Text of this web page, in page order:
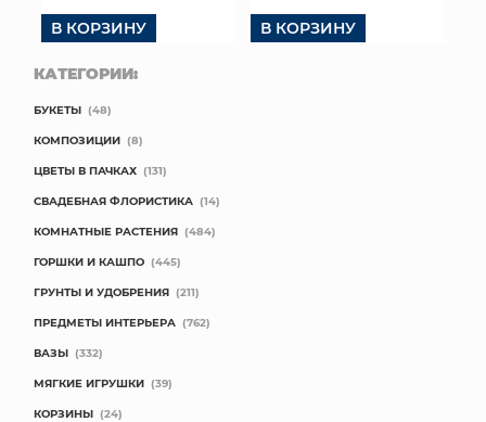
В КОРЗИНУ В КОРЗИНУ
КАТЕГОРИИ:
БУКЕТЫ (48)
КОМПОЗИЦИИ (8)
ЦВЕТЫ В ПАЧКАХ (131)
СВАДЕБНАЯ ФЛОРИСТИКА (14)
КОМНАТНЫЕ РАСТЕНИЯ (484)
ГОРШКИ И КАШПО (445)
ГРУНТЫ И УДОБРЕНИЯ (211)
ПРЕДМЕТЫ ИНТЕРЬЕРА (762)
ВАЗЫ (332)
МЯГКИЕ ИГРУШКИ (39)
КОРЗИНЫ (24)